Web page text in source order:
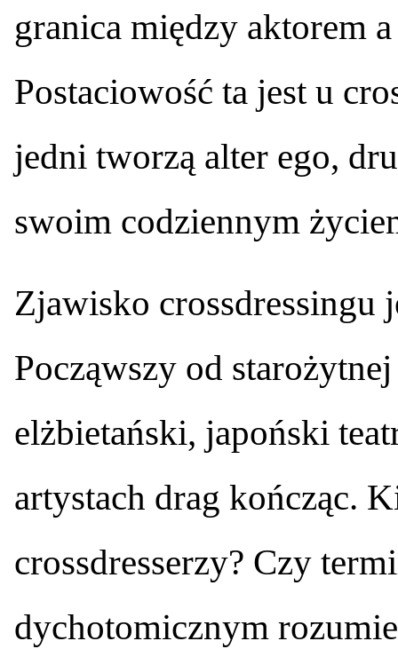
granica między aktorem
Postaciowość ta jest u
jedni tworzą alter ego,
swoim codziennym
Zjawisko crossdressingu
Począwszy od
elżbietański, japoński
artystach drag kończąc.
crossdresserzy? Czy
dychotomicznym